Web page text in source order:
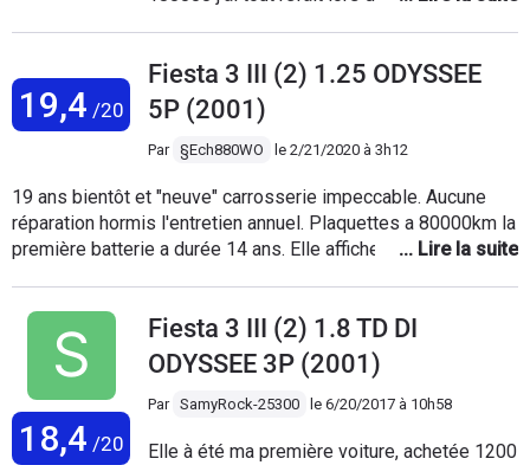
jusque là , mais consomme énormément !
19,4 /20
Fiesta 3 III (2) 1.25 ODYSSEE
5P (2001)
Par §Ech880WO le 2/21/2020 à 3h12
19 ans bientôt et "neuve" carrosserie impeccable. Aucune
réparation hormis l'entretien annuel. Plaquettes a 80000km la
première batterie a durée 14 ans. Elle affiche 105000 km en
changerais en n' ... aucun cas et surtout pas pour une voiture
parasite électrique. Une ingénieuse connerie au prix
inabordable.
18,4 /20
Fiesta 3 III (2) 1.8 TD DI
ODYSSEE 3P (2001)
Par SamyRock-25300 le 6/20/2017 à 10h58
Elle à été ma première voiture, achetée 1200